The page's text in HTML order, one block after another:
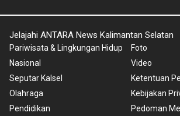
Jelajahi ANTARA News Kalimantan Selatan
Pariwisata & Lingkungan Hidup
Nasional
Seputar Kalsel
Olahraga
Pendidikan
Foto
Video
Ketentuan
Kebijakan
Pedoman